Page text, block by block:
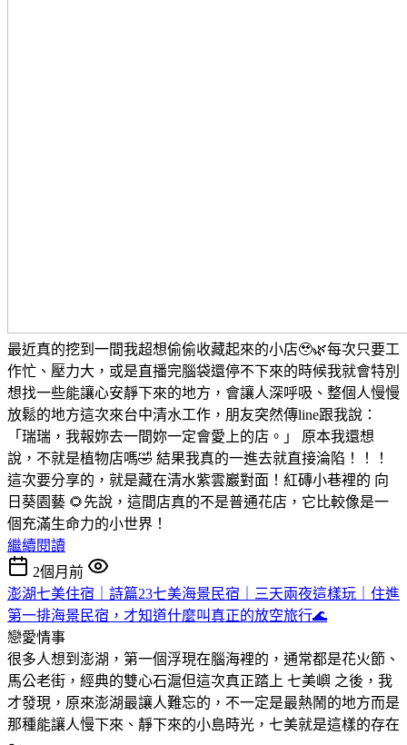
最近真的挖到一間我超想偷偷收藏起來的小店🥹🌿每次只要工
作忙、壓力大，或是直播完腦袋還停不下來的時候我就會特別
想找一些能讓心安靜下來的地方，會讓人深呼吸、整個人慢慢
放鬆的地方這次來台中清水工作，朋友突然傳line跟我說：
「瑞瑞，我報妳去一間妳一定會愛上的店。」 原本我還想
說，不就是植物店嗎🤣 結果我真的一進去就直接淪陷！！！
這次要分享的，就是藏在清水紫雲巖對面！紅磚小巷裡的 向
日葵園藝 🌻先說，這間店真的不是普通花店，它比較像是一
個充滿生命力的小世界！
繼續閱讀
2個月前
澎湖七美住宿｜詩篇23七美海景民宿｜三天兩夜這樣玩｜住進
第一排海景民宿，才知道什麼叫真正的放空旅行🌊
戀愛情事
很多人想到澎湖，第一個浮現在腦海裡的，通常都是花火節、
馬公老街，經典的雙心石滬但這次真正踏上 七美嶼 之後，我
才發現，原來澎湖最讓人難忘的，不一定是最熱鬧的地方而是
那種能讓人慢下來、靜下來的小島時光，七美就是這樣的存在